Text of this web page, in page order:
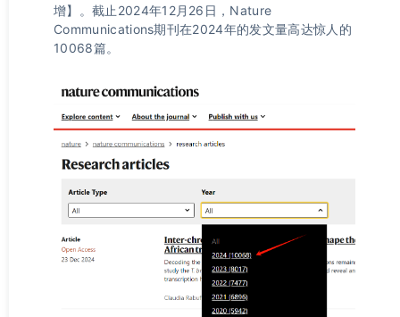
增】。截止2024年12月26日，Nature
Communications期刊在2024年的发文量高达惊人的
10068篇。